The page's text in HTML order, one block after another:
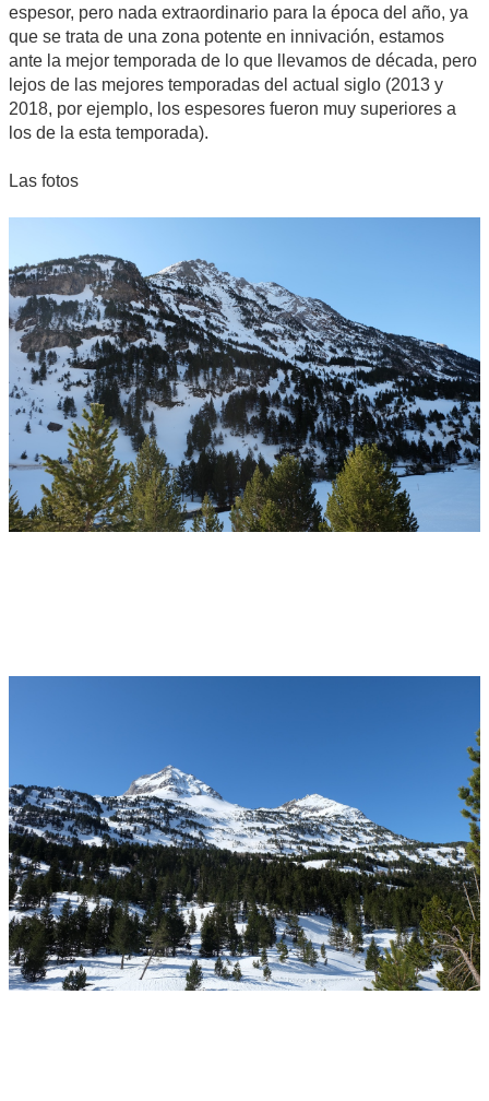
espesor, pero nada extraordinario para la época del año, ya
que se trata de una zona potente en innivación, estamos
ante la mejor temporada de lo que llevamos de década, pero
lejos de las mejores temporadas del actual siglo (2013 y
2018, por ejemplo, los espesores fueron muy superiores a
los de la esta temporada).
Las fotos